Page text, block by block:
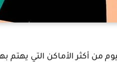
من أكثر الأماكن التي يهتم